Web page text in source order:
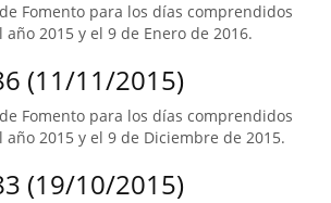
Fomento para los días comprendidos
2015 y el 9 de Enero de 2016.
(11/11/2015)
Fomento para los días comprendidos
2015 y el 9 de Diciembre de 2015.
(19/10/2015)